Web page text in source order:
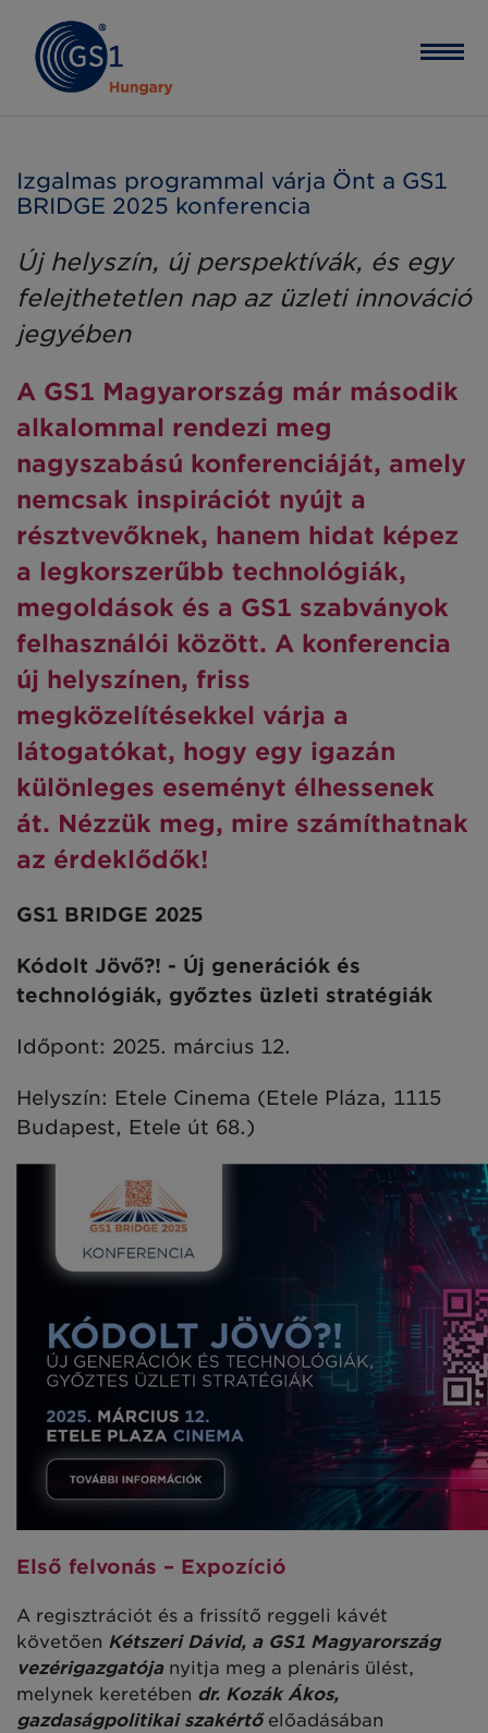
Izgalmas programmal várja Önt a GS1
BRIDGE 2025 konferencia
Új helyszín, új perspektívák, és egy
felejthetetlen nap az üzleti innováció
jegyében
A GS1 Magyarország már második
alkalommal rendezi meg
nagyszabású konferenciáját, amely
nemcsak inspirációt nyújt a
résztvevőknek, hanem hidat képez
a legkorszerűbb technológiák,
megoldások és a GS1 szabványok
felhasználói között. A konferencia
új helyszínen, friss
megközelítésekkel várja a
látogatókat, hogy egy igazán
különleges eseményt élhessenek
át. Nézzük meg, mire számíthatnak
az érdeklődők!
GS1 BRIDGE 2025
Kódolt Jövő?! - Új generációk és
technológiák, győztes üzleti stratégiák
Időpont: 2025. március 12.
Helyszín: Etele Cinema (Etele Pláza, 1115
Budapest, Etele út 68.)
Első felvonás – Expozíció
A regisztrációt és a frissítő reggeli kávét
követően Kétszeri Dávid, a GS1 Magyarország
vezérigazgatójanyitja meg a plenáris ülést,
melynek keretében dr. Kozák Ákos,
gazdaságpolitikai szakértő előadásában